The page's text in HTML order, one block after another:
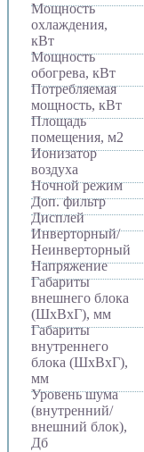
Мощность
охлаждения,
кВт
Мощность
обогрева, кВт
Потребляемая
мощность, кВт
Площадь
помещения, м2
Ионизатор
воздуха
Ночной режим
Доп. фильтр
Дисплей
Инверторный/
Неинверторный
Напряжение
Габариты
внешнего блока
(ШхВхГ), мм
Габариты
внутреннего
блока (ШхВхГ),
мм
Уровень шума
(внутренний/
внешний блок),
Дб